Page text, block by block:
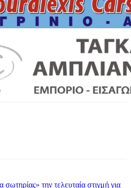
σωτηρίας» την τελευταία στιγμή για